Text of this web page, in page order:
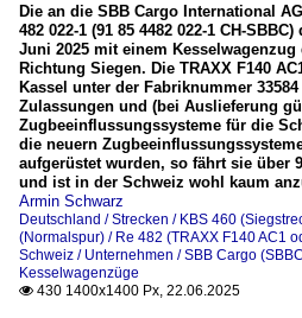
Die an die SBB Cargo International
482 022-1 (91 85 4482 022-1 CH-
Juni 2025 mit einem
Richtung Siegen. Die TRAXX F140
Kassel unter der Fabriknummer
Zulassungen und (bei Auslieferung
Zugbeeinflussungssysteme für die
die neuern
aufgerüstet wurden, so fährt sie über
und ist in der Schweiz wohl kaum
Armin Schwarz
Deutschland / Strecken / KBS 460
(Normalspur) / Re 482 (TRAXX F140 AC1
Schweiz / Unternehmen / SBB Cargo
Kesselwagenzüge
 430 1400x1400 Px, 22.06.2025